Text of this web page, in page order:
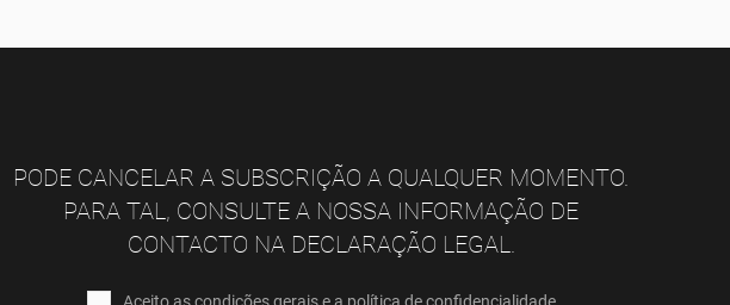
PODE CANCELAR A SUBSCRIÇÃO A QUALQUER MOMENTO.
PARA TAL, CONSULTE A NOSSA INFORMAÇÃO DE
CONTACTO NA DECLARAÇÃO LEGAL.